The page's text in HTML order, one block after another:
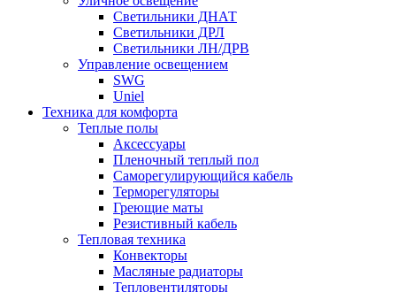
Светильники ДНАТ
Светильники ДРЛ
Светильники ЛН/ДРВ
Управление освещением
SWG
Uniel
Техника для комфорта
Теплые полы
Аксессуары
Пленочный теплый пол
Саморегулирующийся кабель
Терморегуляторы
Греющие маты
Резистивный кабель
Тепловая техника
Конвекторы
Масляные радиаторы
Тепловентиляторы